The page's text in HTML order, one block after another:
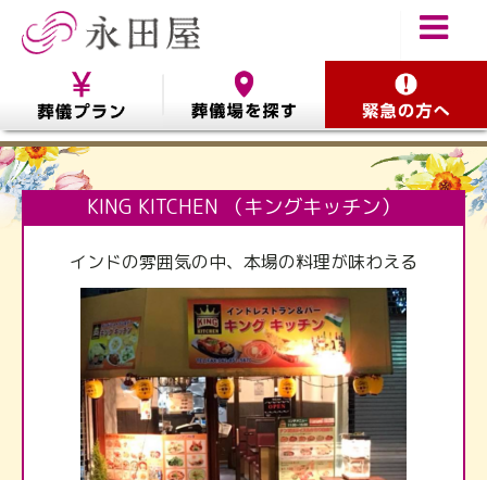
KING KITCHEN （キングキッチン）
インドの雰囲気の中、本場の料理が味わえる